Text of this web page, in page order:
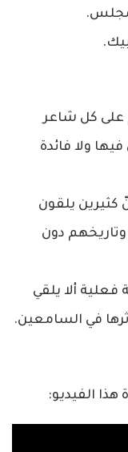
على كل شاعر
ولا فائدة
كثيرين يلقون
دون
فعلية ألا يلقي
في السامعين.
الفيديو: